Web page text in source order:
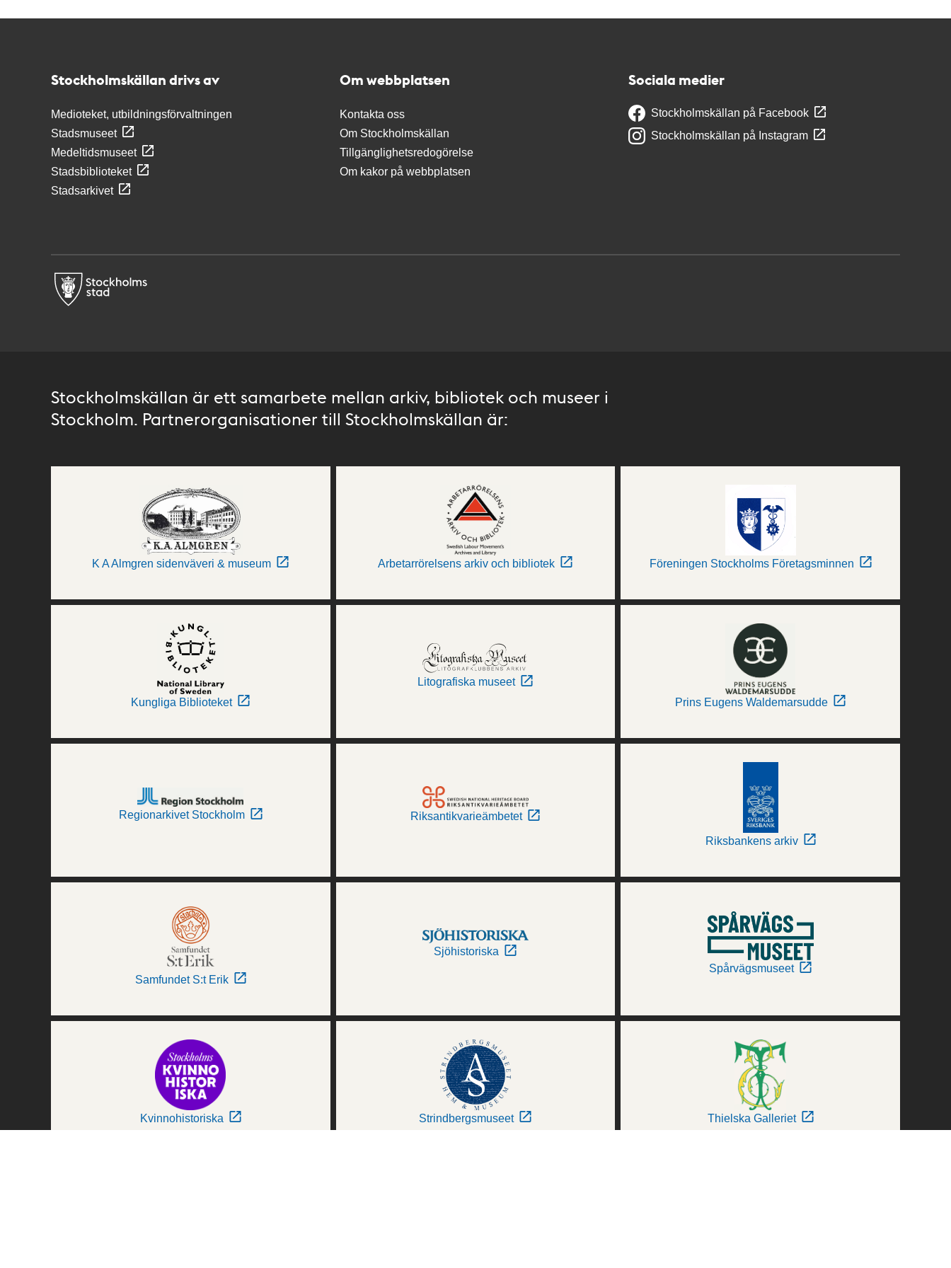
Stockholmskällan drivs av
Medioteket, utbildningsförvaltningen
Stadsmuseet
Medeltidsmuseet
Stadsbiblioteket
Stadsarkivet
Om webbplatsen
Kontakta oss
Om Stockholmskällan
Tillgänglighetsredogörelse
Om kakor på webbplatsen
Sociala medier
Stockholmskällan på Facebook
Stockholmskällan på Instagram
Stockholmskällan är ett samarbete mellan arkiv, bibliotek och museer i
Stockholm. Partnerorganisationer till Stockholmskällan är:
K A Almgren sidenväveri & museum Arbetarrörelsens arkiv och bibliotek Föreningen Stockholms Företagsminnen
Kungliga Biblioteket
Litografiska museet
Prins Eugens Waldemarsudde
Regionarkivet Stockholm Riksantikvarieämbetet
Riksbankens arkiv
Samfundet S:t Erik
Sjöhistoriska
Spårvägsmuseet
Kvinnohistoriska Strindbergsmuseet Thielska Galleriet